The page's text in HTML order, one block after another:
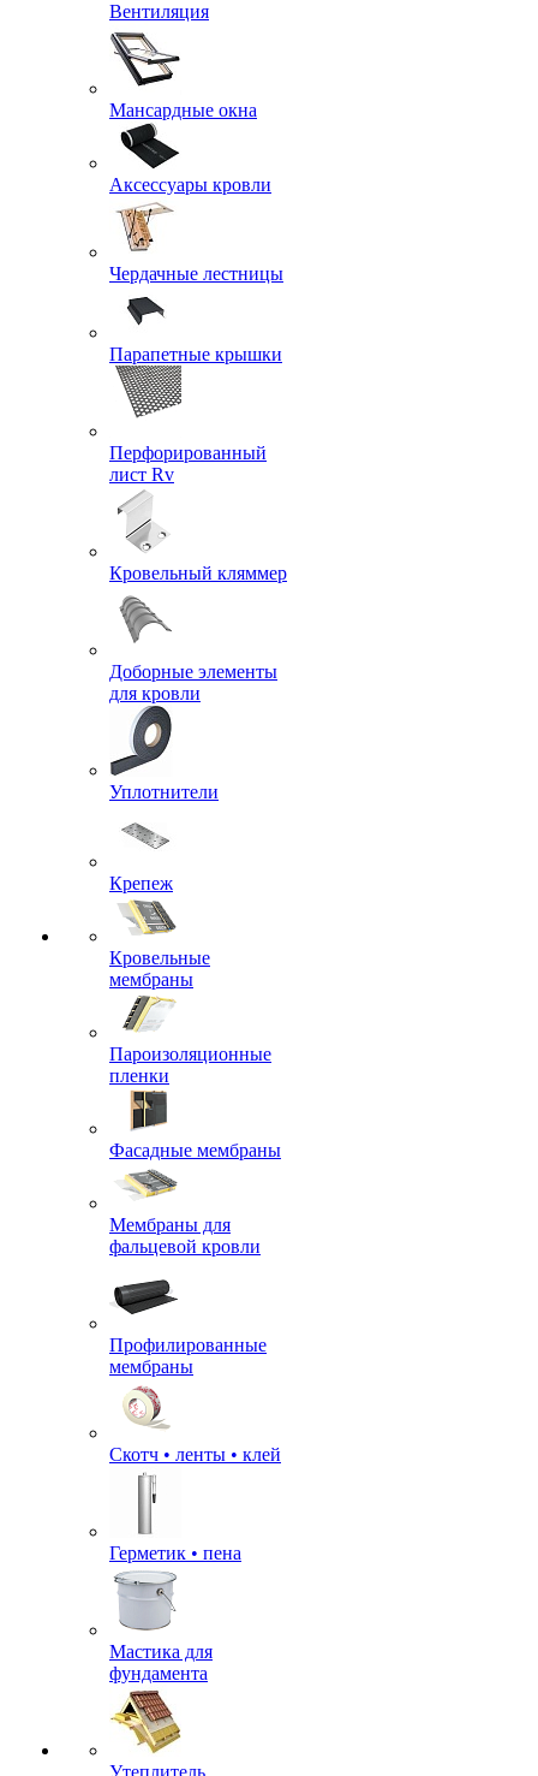
Вентиляция
Мансардные окна
Аксессуары кровли
Чердачные лестницы
Парапетные крышки
Перфорированный
лист Rv
Кровельный кляммер
Доборные элементы
для кровли
Уплотнители
Крепеж
Кровельные
мембраны
Пароизоляционные
пленки
Фасадные мембраны
Мембраны для
фальцевой кровли
Профилированные
мембраны
Скотч • ленты • клей
Герметик • пена
Мастика для
фундамента
Утеплитель